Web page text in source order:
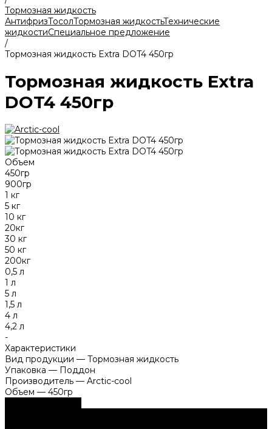
Тормозная жидкость
АнтифризТосолТормозная жидкостьТехнические
жидкостиСпециальное предложение
/
Тормозная жидкость Extra DOT4 450гр
Тормозная жидкость Extra
DOT4 450гр
Объем
450гр
900гр
1 кг
5 кг
10 кг
20кг
30 кг
50 кг
200кг
0,5 л
1 л
5 л
1,5 л
4 л
4,2 л
-
Характеристики
Вид продукции — Тормозная жидкость
Упаковка — Поддон
Производитель — Arctic-cool
Объем — 450гр